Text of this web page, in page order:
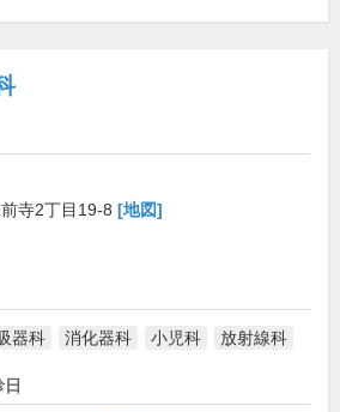
寺2丁目19-8 [地図]
器科 消化器科 小児科 放射線科